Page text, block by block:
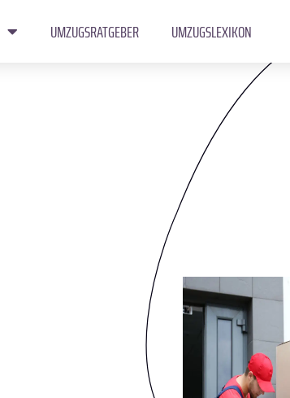
UMZUGSRATGEBER UMZUGSLEXIKON